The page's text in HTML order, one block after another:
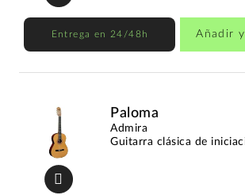
Entrega en 24/48h Añadir
Paloma
Admira
Guitarra clásica de